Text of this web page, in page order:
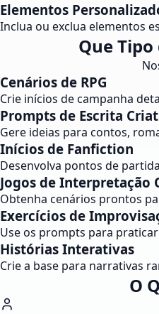
Elementos
Inclua ou exclua elementos
Que
Cenários de RPG
Crie inícios de campanha
Prompts de Escrita
Gere ideias para contos,
Inícios de Fanfiction
Desenvolva pontos de
Jogos de Interpretação
Obtenha cenários prontos
Exercícios de
Use os prompts para
Histórias Interativas
Crie a base para narrativas
O